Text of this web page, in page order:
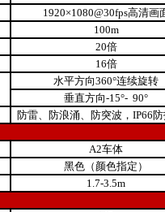
1920×1080@30fps高清画
100m
20倍
16倍
水平方向360°连续旋转
垂直方向-15°- 90°
防雷、防浪涌、防突波，IP66
A2车体
黑色（颜色指定）
1.7-3.5m